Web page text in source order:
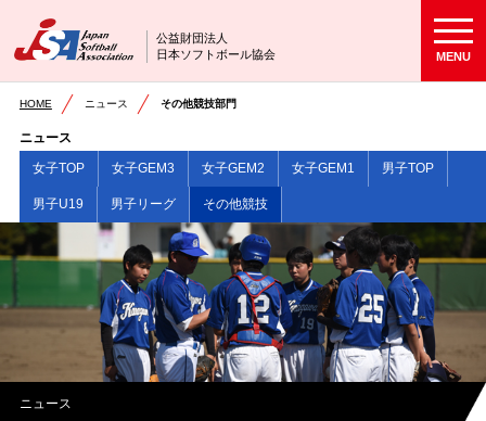
公益財団法人
日本ソフトボール協会
MENU
HOME ニュース その他競技部門
ニュース
女子TOP
女子GEM3 女子GEM2 女子GEM1 男子TOP
男子U19 男子リーグ その他競技
ニュース